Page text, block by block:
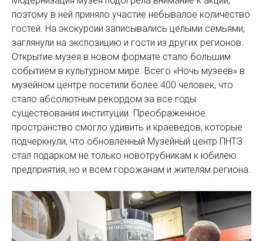
поэтому в ней приняло участие небывалое количество
гостей. На экскурсии записывались целыми семьями,
заглянули на экспозицию и гости из других регионов.
Открытие музея в новом формате стало большим
событием в культурном мире. Всего «Ночь музеев» в
музейном центре посетили более 400 человек, что
стало абсолютным рекордом за все годы
существования институции. Преображенное
пространство смогло удивить и краеведов, которые
подчеркнули, что обновленный Музейный центр ПНТЗ
стал подарком не только новотрубникам к юбилею
предприятия, но и всем горожанам и жителям региона.